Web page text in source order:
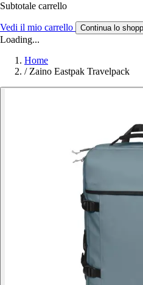
Subtotale carrello
Vedi il mio carrello Continua lo
Loading...
Home
/ Zaino Eastpak Travelpack